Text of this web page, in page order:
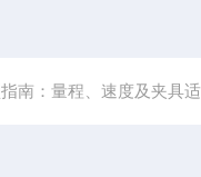
南：量程、速度及夹具适